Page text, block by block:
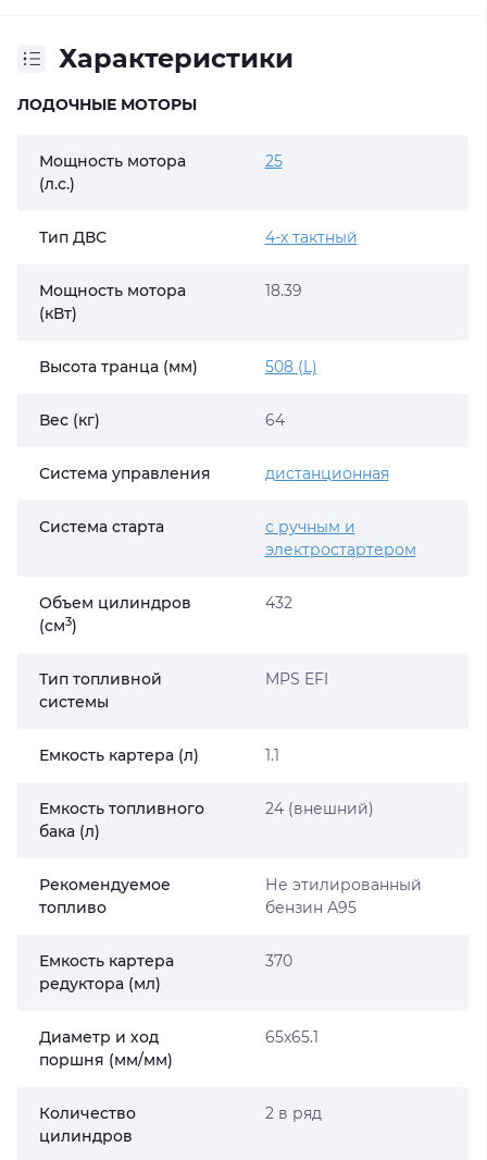
Характеристики
ЛОДОЧНЫЕ МОТОРЫ
Мощность мотора
(л.с.)
25
Тип ДВС 4-х тактный
Мощность мотора
(кВт)
18.39
Высота транца (мм) 508 (L)
Вес (кг) 64
Система управления дистанционная
Система старта
с ручным и
электростартером
Объем цилиндров
(cм3)
432
Тип топливной
системы
MPS EFI
Емкость картера (л) 1.1
Емкость топливного
бака (л)
24 (внешний)
Рекомендуемое
топливо
Не этилированный
бензин А95
Емкость картера
редуктора (мл)
370
Диаметр и ход
поршня (мм/мм)
65x65.1
Количество
цилиндров
2 в ряд